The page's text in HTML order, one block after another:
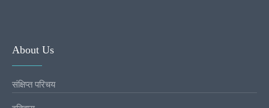
About Us
संक्षिप्त परिचय